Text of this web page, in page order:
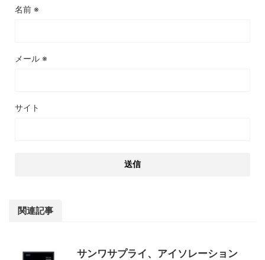
名前 ※
メール ※
サイト
関連記事
サンワサプライ、アイソレーション